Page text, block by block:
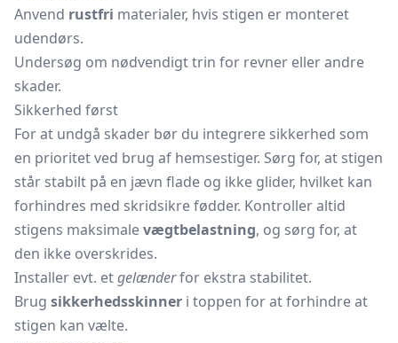
Anvend rustfri materialer, hvis stigen er monteret
udendørs.
Undersøg om nødvendigt trin for revner eller andre
skader.
Sikkerhed først
For at undgå skader bør du integrere sikkerhed som
en prioritet ved brug af hemsestiger. Sørg for, at stigen
står stabilt på en jævn flade og ikke glider, hvilket kan
forhindres med skridsikre fødder. Kontroller altid
stigens maksimalevægtbelastning, og sørg for, at
den ikke overskrides.
Installer evt. etgelænderfor ekstra stabilitet.
Brug sikkerhedsskinner i toppen for at forhindre at
stigen kan vælte.